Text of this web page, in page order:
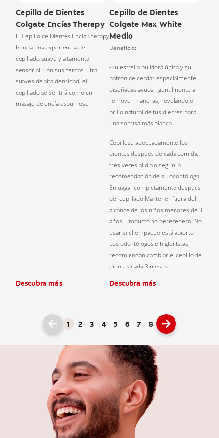
Cepillo de Dientes
Colgate Encías Therapy
El Cepillo de Dientes Encía Therapy
brinda una experiencia de
cepillado suave y altamente
sensorial. Con sus cerdas ultra
suaves de alta densidad, el
cepillado se sentirá como un
masaje de encía espumoso.
Descubra más
Cepillo de Dientes
Colgate Max White
Medio
Beneficio:
-Su estrella pulidora única y su
patrón de cerdas especialmente
diseñadas ayudan gentilmente a
remover manchas, revelando el
brillo natural de tus dientes para
una sonrisa más blanca
Cepíllese adecuadamente los
dientes después de cada comida,
tres veces al día o según la
recomendación de su odontólogo.
Enjuagar completamente después
del cepillado Mantener fuera del
alcance de los niños menores de 3
años. Producto no perecedero. No
usar si el empaque está abierto
Los odontólogos e higienistas
recomiendan cambiar el cepillo de
dientes cada 3 meses
Descubra más
1 2 3 4 5 6 7 8